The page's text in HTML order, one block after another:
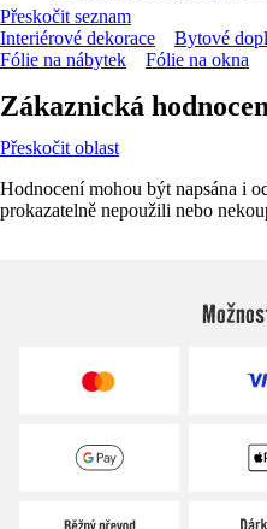
Přeskočit seznam
Interiérové dekorace
Bytové
Fólie na nábytek
Fólie na okna
Zákaznická
Přeskočit oblast
Hodnocení mohou být napsána i
prokazatelně nepoužili nebo